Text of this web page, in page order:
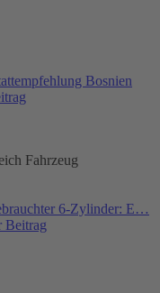
Bosnien
Fahrzeug
6-Zylinder: E…
Beitrag